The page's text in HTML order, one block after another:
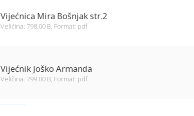
Vijećnica Mira Bošnjak str.2
Veličina: 798.00 B, Format: pdf
Vijećnik Joško Armanda
Veličina: 799.00 B, Format: pdf